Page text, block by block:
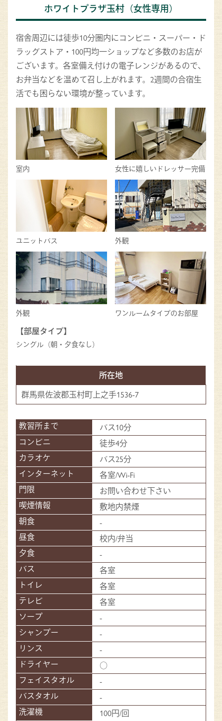
ホワイトプラザ玉村（女性専用）
宿舎周辺には徒歩10分圏内にコンビニ・スーパー・ド
ラッグストア・100円均一ショップなど多数のお店が
ございます。各室備え付けの電子レンジがあるので、
お弁当などを温めて召し上がれます。2週間の合宿生
活でも困らない環境が整っています。
室内 女性に嬉しいドレッサー完備
ユニットバス 外観
外観 ワンルームタイプのお部屋
【部屋タイプ】
シングル（朝・夕食なし）
所在地
群馬県佐波郡玉村町上之手1536-7
バス10分
徒歩4分
バス25分
各室/Wi-Fi
お問い合わせ下さい
敷地内禁煙
-
校内/弁当
-
各室
各室
各室
-
-
-
○
-
-
100円/回